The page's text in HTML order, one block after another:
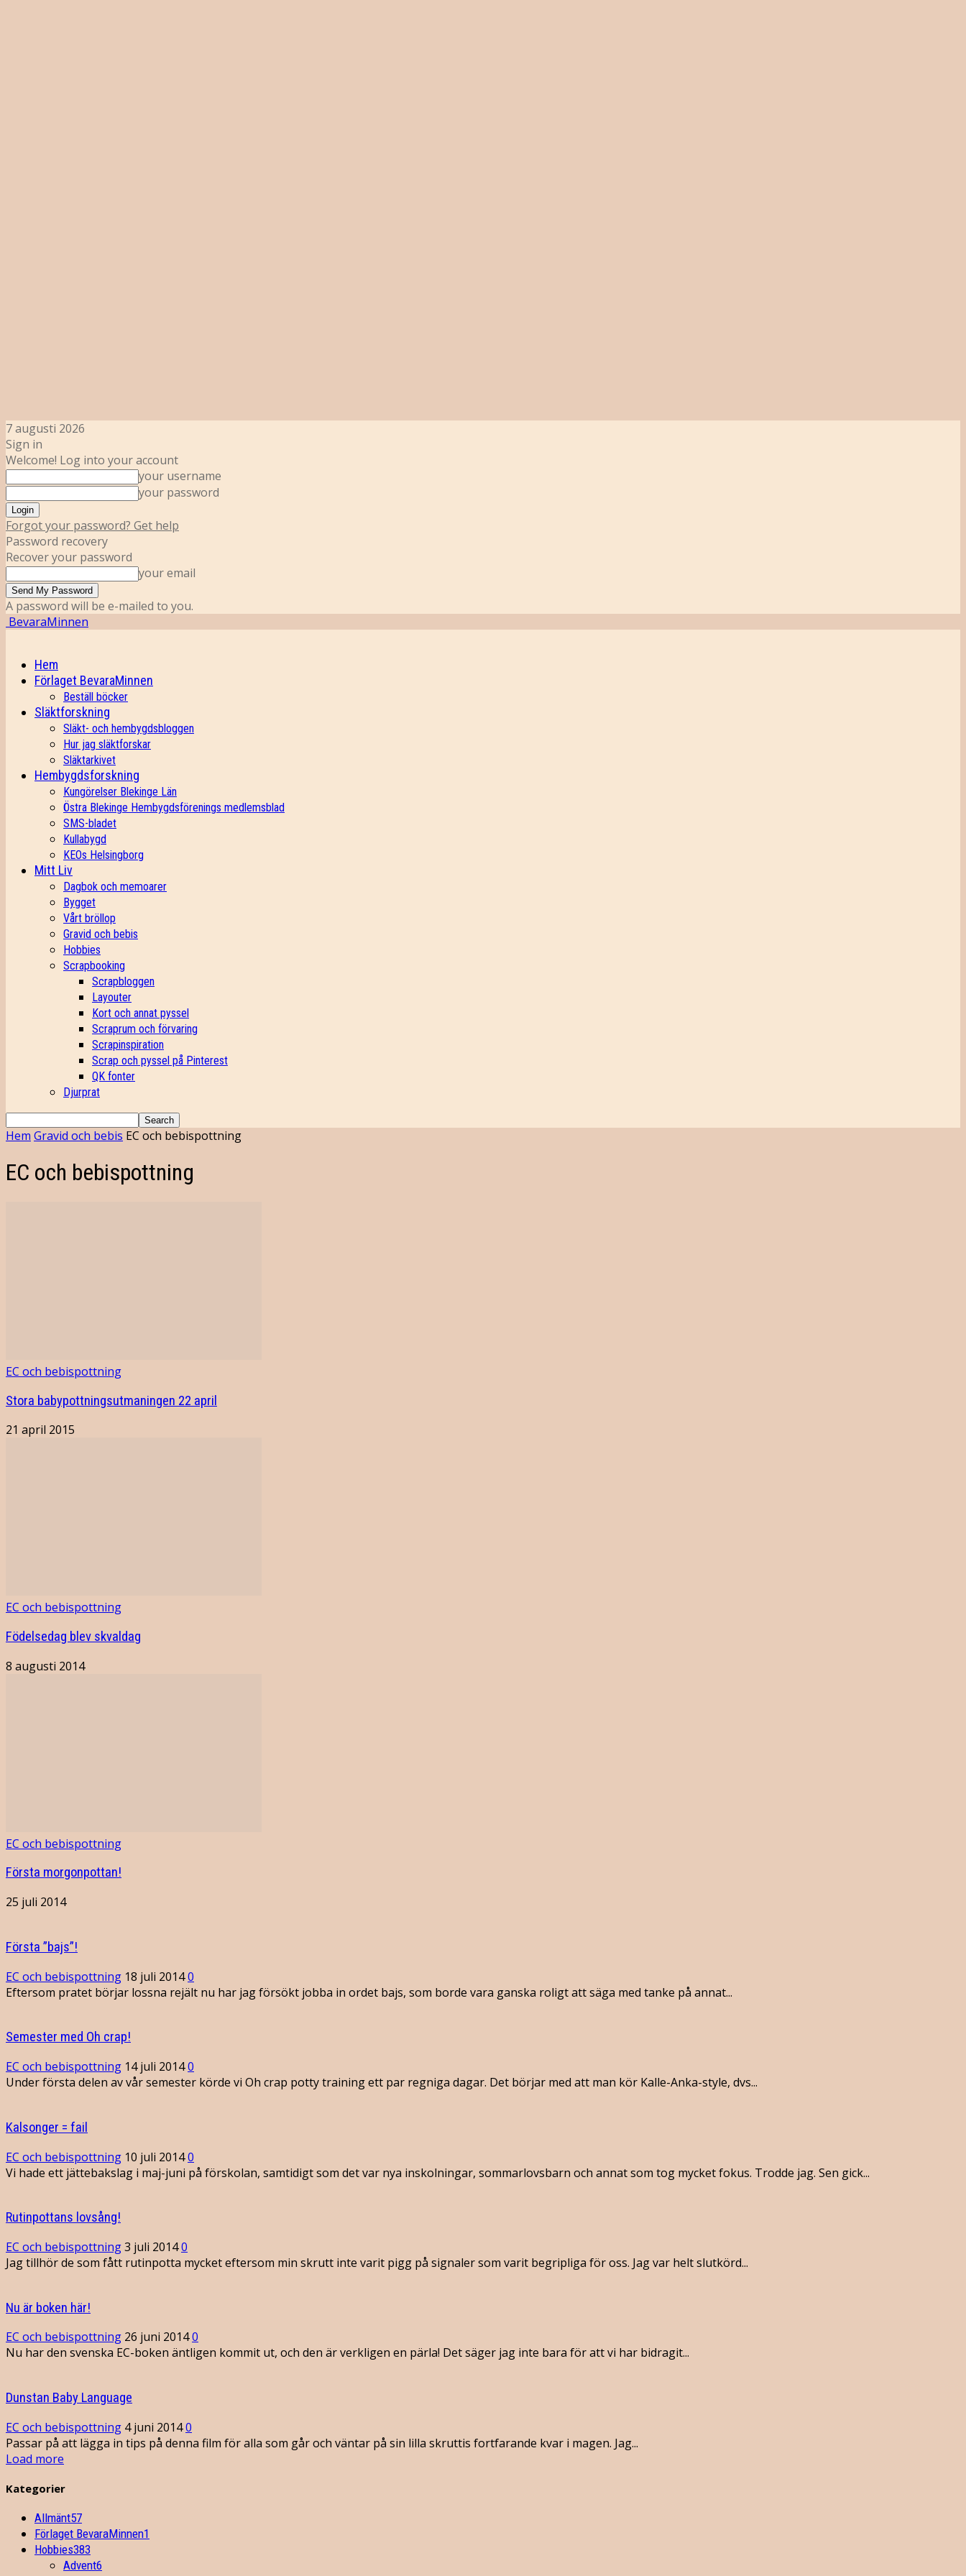
7 augusti 2026
Sign in
Welcome! Log into your account
your username
your password
Forgot your password? Get help
Password recovery
Recover your password
your email
A password will be e-mailed to you.
BevaraMinnen
Hem
Förlaget BevaraMinnen
Beställ böcker
Släktforskning
Släkt- och hembygdsbloggen
Hur jag släktforskar
Släktarkivet
Hembygdsforskning
Kungörelser Blekinge Län
Östra Blekinge Hembygdsförenings medlemsblad
SMS-bladet
Kullabygd
KEOs Helsingborg
Mitt Liv
Dagbok och memoarer
Bygget
Vårt bröllop
Gravid och bebis
Hobbies
Scrapbooking
Scrapbloggen
Layouter
Kort och annat pyssel
Scraprum och förvaring
Scrapinspiration
Scrap och pyssel på Pinterest
QK fonter
Djurprat
Hem Gravid och bebis EC och bebispottning
EC och bebispottning
EC och bebispottning
Stora babypottningsutmaningen 22 april
21 april 2015
EC och bebispottning
Födelsedag blev skvaldag
8 augusti 2014
EC och bebispottning
Första morgonpottan!
25 juli 2014
Första ”bajs”!
EC och bebispottning 18 juli 20140
Eftersom pratet börjar lossna rejält nu har jag försökt jobba in ordet bajs, som borde vara ganska roligt att säga med tanke på annat...
Semester med Oh crap!
EC och bebispottning 14 juli 20140
Under första delen av vår semester körde vi Oh crap potty training ett par regniga dagar. Det börjar med att man kör Kalle-Anka-style, dvs...
Kalsonger = fail
EC och bebispottning 10 juli 20140
Vi hade ett jättebakslag i maj-juni på förskolan, samtidigt som det var nya inskolningar, sommarlovsbarn och annat som tog mycket fokus. Trodde jag. Sen gick...
Rutinpottans lovsång!
EC och bebispottning3 juli 20140
Jag tillhör de som fått rutinpotta mycket eftersom min skrutt inte varit pigg på signaler som varit begripliga för oss. Jag var helt slutkörd...
Nu är boken här!
EC och bebispottning 26 juni 20140
Nu har den svenska EC-boken äntligen kommit ut, och den är verkligen en pärla! Det säger jag inte bara för att vi har bidragit...
Dunstan Baby Language
EC och bebispottning 4 juni 20140
Passar på att lägga in tips på denna film för alla som går och väntar på sin lilla skruttis fortfarande kvar i magen. Jag...
Load more
Kategorier
Allmänt57
Förlaget BevaraMinnen1
Hobbies383
Advent6